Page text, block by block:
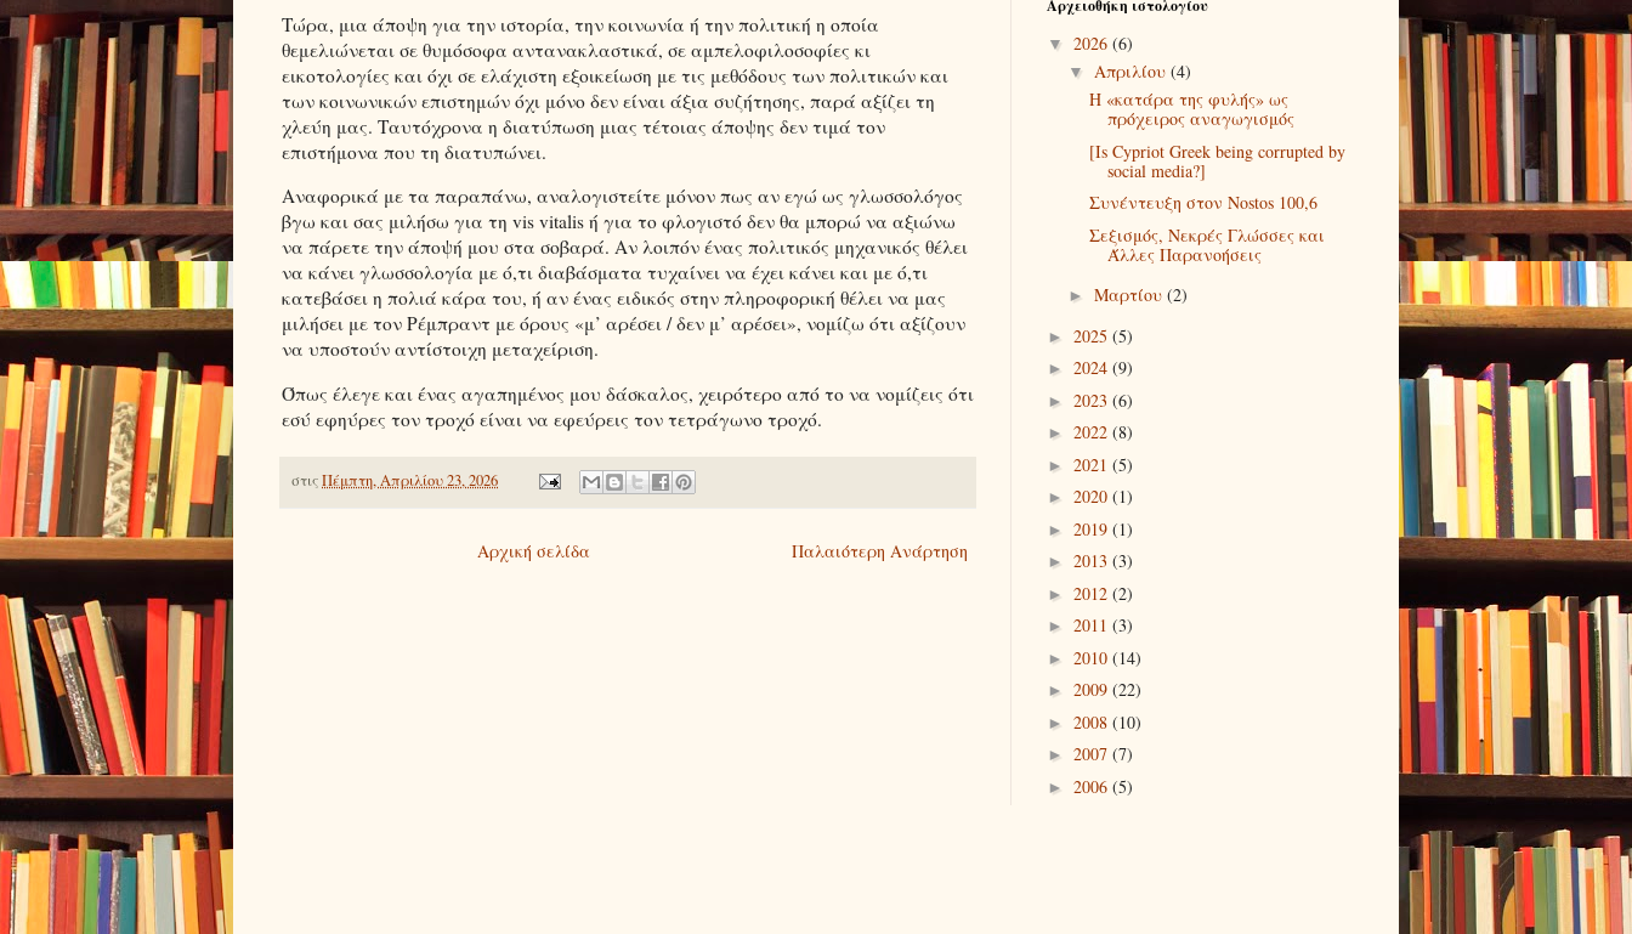
Τώρα, μια άποψη για την ιστορία, την κοινωνία ή την πολιτική η οποία
θεμελιώνεται σε θυμόσοφα αντανακλαστικά, σε αμπελοφιλοσοφίες κι
εικοτολογίες και όχι σε ελάχιστη εξοικείωση με τις μεθόδους των πολιτικών και
των κοινωνικών επιστημών όχι μόνο δεν είναι άξια συζήτησης, παρά αξίζει τη
χλεύη μας. Ταυτόχρονα η διατύπωση μιας τέτοιας άποψης δεν τιμά τον
επιστήμονα που τη διατυπώνει.
Αναφορικά με τα παραπάνω, αναλογιστείτε μόνον πως αν εγώ ως γλωσσολόγος
βγω και σας μιλήσω για τη vis vitalis ή για το φλογιστό δεν θα μπορώ να αξιώνω
να πάρετε την άποψή μου στα σοβαρά. Αν λοιπόν ένας πολιτικός μηχανικός θέλει
να κάνει γλωσσολογία με ό,τι διαβάσματα τυχαίνει να έχει κάνει και με ό,τι
κατεβάσει η πολιά κάρα του, ή αν ένας ειδικός στην πληροφορική θέλει να μας
μιλήσει με τον Ρέμπραντ με όρους «μ’ αρέσει / δεν μ’ αρέσει», νομίζω ότι αξίζουν
να υποστούν αντίστοιχη μεταχείριση.
Όπως έλεγε και ένας αγαπημένος μου δάσκαλος, χειρότερο από το να νομίζεις ότι
εσύ εφηύρες τον τροχό είναι να εφεύρεις τον τετράγωνο τροχό.
στιςΠέμπτη, Απριλίου 23, 2026
Παλαιότερη Ανάρτηση
Αρχική σελίδα
Αρχειοθήκη ιστολογίου
▼ 2026 (6)
▼ Απριλίου (4)
Η «κατάρα της φυλής» ως
πρόχειρος αναγωγισμός
[Is Cypriot Greek being corrupted by
social media?]
Συνέντευξη στον Nostos 100,6
Σεξισμός, Νεκρές Γλώσσες και
Άλλες Παρανοήσεις
► Μαρτίου (2)
► 2025 (5)
► 2024 (9)
► 2023 (6)
► 2022 (8)
► 2021 (5)
► 2020 (1)
► 2019 (1)
► 2013 (3)
► 2012 (2)
► 2011 (3)
► 2010 (14)
► 2009 (22)
► 2008 (10)
► 2007 (7)
► 2006 (5)